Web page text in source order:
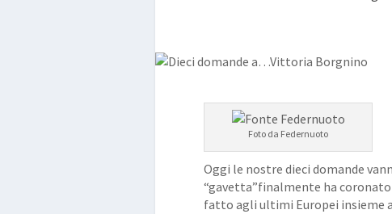
Foto da Federnuoto
Oggi le nostre dieci domande
“gavetta”finalmente ha
fatto agli ultimi Europei insieme